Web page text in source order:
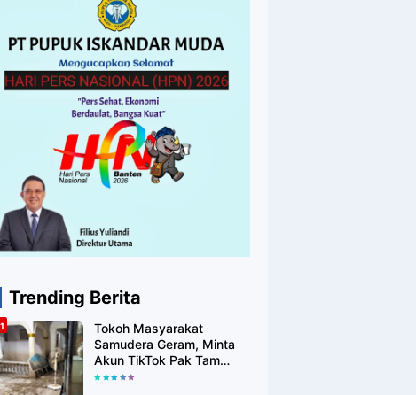
Trending Berita
Tokoh Masyarakat
Samudera Geram, Minta
Akun TikTok Pak Tam
Tak Tebar Harapan